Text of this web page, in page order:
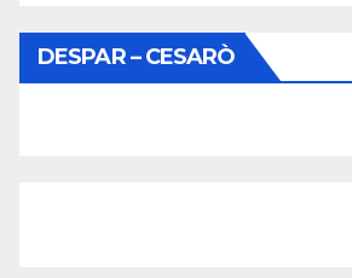
DESPAR – CESARÒ